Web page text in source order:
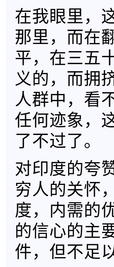
在我眼里，
那里，而在
平，在三五
义的，而拥
人群中，看
任何迹象，
了不过了。
对印度的夸
穷人的关怀
度，内需的
的信心的主
件，但不足